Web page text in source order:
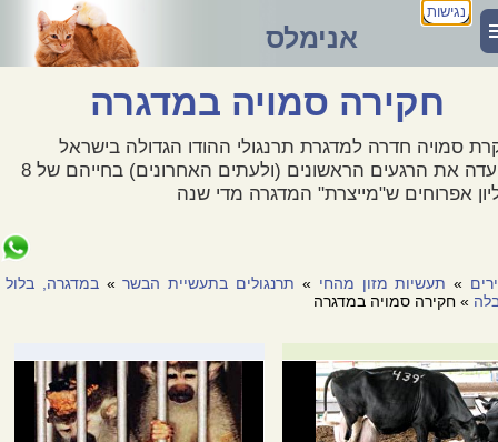
נגישות
אנימלס
חקירה סמויה במדגרה
סמויה חדרה למדגרת תרנגולי ההודו הגדולה בישראל
ותיעדה את הרגעים הראשונים (ולעתים האחרונים) בחייהם של 8
אפרוחים ש"מייצרת" המדגרה מדי שנה
» תעשיות מזון מהחי » תרנגולים בתעשיית הבשר»במדגרה, בלול
» חקירה סמויה במדגרה